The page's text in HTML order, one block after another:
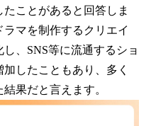
ことがあると回答しま
ラマを制作するクリエイ
、SNS等に流通するショ
したこともあり、多く
果だと言えます。